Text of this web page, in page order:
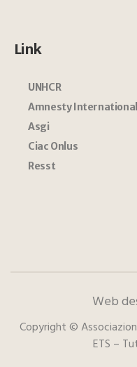
Link
UNHCR
Amnesty International
Asgi
Ciac Onlus
Resst
Web
Copyright ©
ETS –